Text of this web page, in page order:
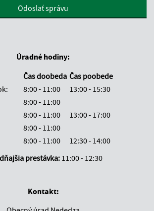
Odoslať správu
Úradné hodiny:
Čas doobeda Čas poobede
8:00 - 11:00
13:00 - 15:30
8:00 - 11:00
8:00 - 11:00
13:00 - 17:00
8:00 - 11:00
8:00 - 11:00
12:30 - 14:00
prestávka: 11:00 - 12:30
Kontakt: